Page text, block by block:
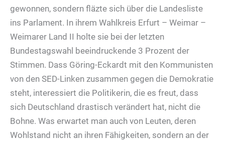
gewonnen, sondern fläzte sich über die Landesliste
ins Parlament. In ihrem Wahlkreis Erfurt – Weimar –
Weimarer Land II holte sie bei der letzten
Bundestagswahl beeindruckende 3 Prozent der
Stimmen. Dass Göring-Eckardt mit den Kommunisten
von den SED-Linken zusammen gegen die Demokratie
steht, interessiert die Politikerin, die es freut, dass
sich Deutschland drastisch verändert hat, nicht die
Bohne. Was erwartet man auch von Leuten, deren
Wohlstand nicht an ihren Fähigkeiten, sondern an der